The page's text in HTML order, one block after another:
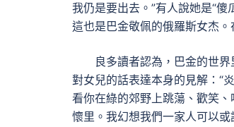
我仍是要出去。”有人說她是“
這也是巴金敬佩的俄羅斯女杰
良多讀者認為，巴金的世
對女兒的話表達本身的見解：“
看你在綠的郊野上跳蕩、歡笑
懷里。我幻想我們一家人可以